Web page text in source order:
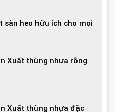
sàn heo hữu ích cho mọi
Xuất thùng nhựa rỗng
Xuất thùng nhựa đặc